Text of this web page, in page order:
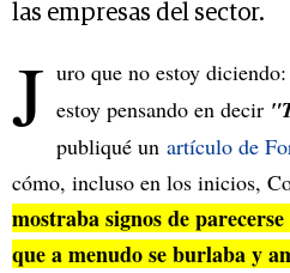
las empresas del sector.
J uro que no estoy diciendo:
estoy pensando en decir
publiqué un artículo de
cómo, incluso en los inicios,
mostraba signos de
que a menudo se burlaba y